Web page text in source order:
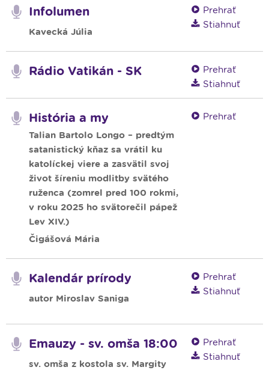
Infolumen
Kavecká Júlia
Prehrať
Stiahnuť
Rádio Vatikán - SK
Prehrať
Stiahnuť
História a my
Talian Bartolo Longo – predtým
satanistický kňaz sa vrátil ku
katolíckej viere a zasvätil svoj
život šíreniu modlitby svätého
ruženca (zomrel pred 100 rokmi,
v roku 2025 ho svätorečil pápež
Lev XIV.)
Čigášová Mária
Prehrať
Kalendár prírody
autor Miroslav Saniga
Prehrať
Stiahnuť
Emauzy - sv. omša 18:00
sv. omša z kostola sv. Margity
Prehrať
Stiahnuť